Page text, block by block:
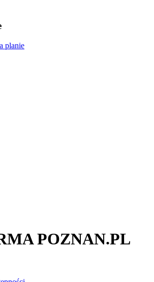
planie
POZNAN.PL